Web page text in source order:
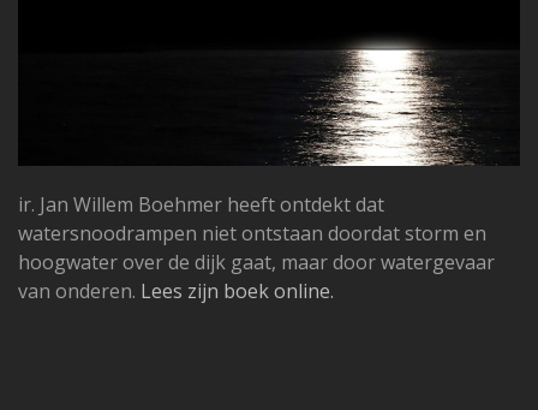
ir. Jan Willem Boehmer heeft ontdekt dat
watersnoodrampen niet ontstaan doordat storm en
hoogwater over de dijk gaat, maar door watergevaar
van onderen. Lees zijn boek online.